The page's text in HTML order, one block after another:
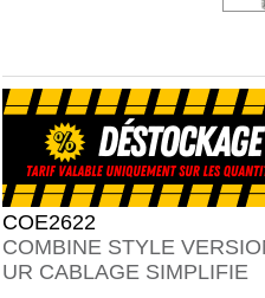
COE2622
COMBINE STYLE
UR CABLAGE SIMPLIFIE